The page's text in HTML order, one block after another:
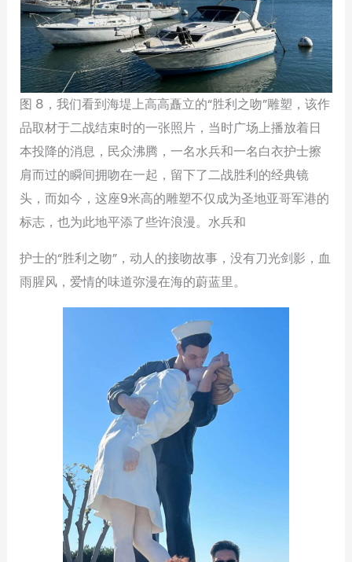
图 8，我们看到海堤上高高矗立的“胜利之吻”雕塑，该作
品取材于二战结束时的一张照片，当时广场上播放着日
本投降的消息，民众沸腾，一名水兵和一名白衣护士擦
肩而过的瞬间拥吻在一起，留下了二战胜利的经典镜
头，而如今，这座9米高的雕塑不仅成为圣地亚哥军港的
标志，也为此地平添了些许浪漫。水兵和
护士的“胜利之吻”，动人的接吻故事，没有刀光剑影，血
雨腥风，爱情的味道弥漫在海的蔚蓝里。